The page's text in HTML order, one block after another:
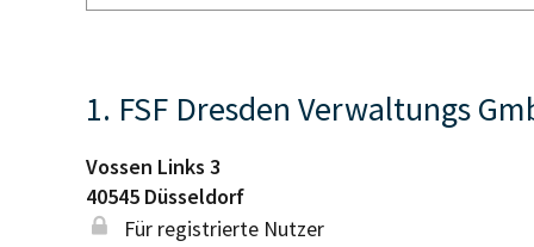
1. FSF Dresden Verwaltungs
Vossen Links 3
40545 Düsseldorf
Für registrierte Nutzer